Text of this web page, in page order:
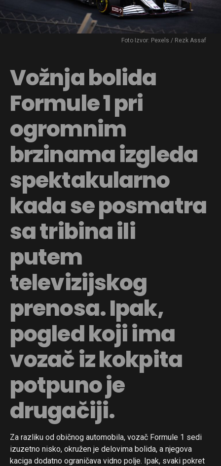
Foto Izvor: Pexels / Rezk Assaf
Vožnja bolida
Formule 1 pri
ogromnim
brzinama izgleda
spektakularno
kada se posmatra
sa tribina ili
putem
televizijskog
prenosa. Ipak,
pogled koji ima
vozač iz kokpita
potpuno je
drugačiji.
Za razliku od običnog automobila, vozač Formule 1 sedi
izuzetno nisko, okružen je delovima bolida, a njegova
kaciga dodatno ograničava vidno polje. Ipak, svaki pokret